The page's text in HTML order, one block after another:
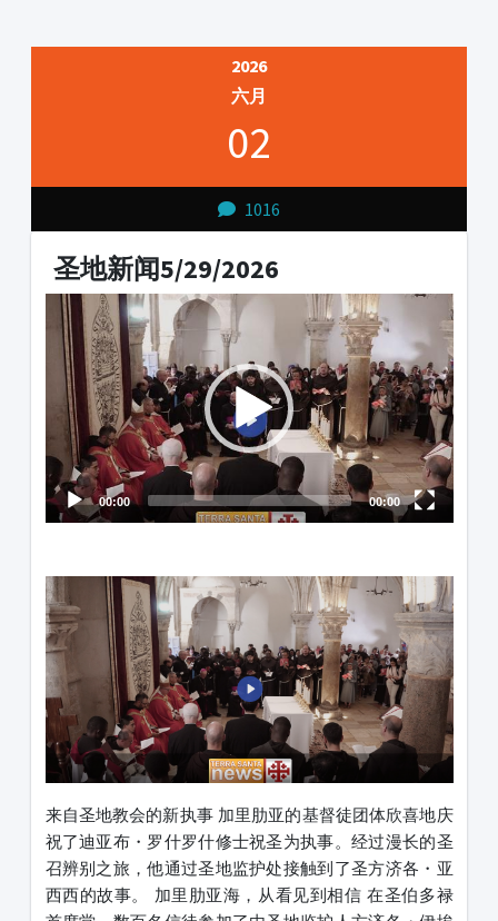
2026
六月
02
1016
圣地新闻5/29/2026
Video
Player
00:00 00:00
来自圣地教会的新执事 加里肋亚的基督徒团体欣喜地庆
祝了迪亚布・罗什罗什修士祝圣为执事。经过漫长的圣
召辨别之旅，他通过圣地监护处接触到了圣方济各・亚
西西的故事。 加里肋亚海，从看见到相信 在圣伯多禄